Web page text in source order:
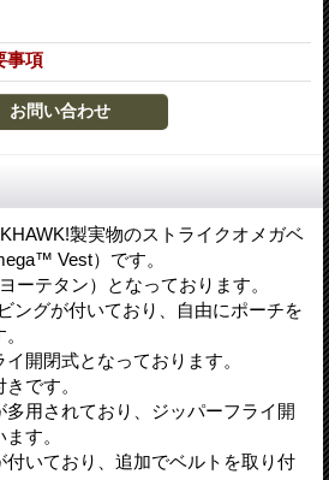
事項
製実物のストライクオメガベ
Vest）です。
ーテタン）となっております。
ングが付いており、自由にポーチを
開閉式となっております。
です。
用されており、ジッパーフライ開
す。
いており、追加でベルトを取り付